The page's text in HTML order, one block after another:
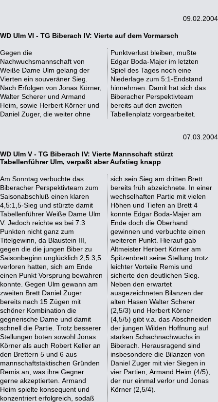
09.02.2004
WD Ulm VI - TG Biberach IV: Vierte auf dem Vormarsch
Gegen die
Nachwuchsmannschaft von
Weiße Dame Ulm gelang der
Vierten ein souveräner Sieg.
Nach Erfolgen von Jonas Körner,
Walter Scherer und Armand
Heim, sowie Herbert Körner und
Daniel Zuger, die weiter ohne
Punktverlust bleiben, mußte
Edgar Boda-Majer im letzten
Spiel des Tages noch eine
Niederlage zum 5:1-Endstand
hinnehmen. Damit hat sich das
Biberacher Perspektivteam
bereits auf den zweiten
Tabellenplatz vorgearbeitet.
07.03.2004
WD Ulm V - TG Biberach IV: Vierte Mannschaft stürzt
Tabellenführer Ulm, verpaßt aber Aufstieg knapp
Am Sonntag verbuchte das
Biberacher Perspektivteam zum
Saisonabschluß einen klaren
4,5:1,5-Sieg und stürzte damit
Tabellenführer Weiße Dame Ulm
V. Jedoch reichte es bei 7:3
Punkten nicht ganz zum
Titelgewinn, da Blaustein III,
gegen die die jungen Biber zu
Saisonbeginn unglücklich 2,5:3,5
verloren hatten, sich am Ende
einen Punkt Vorsprung bewahren
konnte. Gegen Ulm gewann am
zweiten Brett Daniel Zuger
bereits nach 15 Zügen mit
schöner Kombination die
gegnerische Dame und damit
schnell die Partie. Trotz besserer
Stellungen boten sowohl Jonas
Körner als auch Robert Keller an
den Brettern 5 und 6 aus
mannschaftstaktischen Gründen
Remis an, was ihre Gegner
gerne akzeptierten. Armand
Heim spielte konsequent und
konzentriert erfolgreich, sodaß
sich sein Sieg am dritten Brett
bereits früh abzeichnete. In einer
wechselhaften Partie mit vielen
Höhen und Tiefen an Brett 4
konnte Edgar Boda-Majer am
Ende doch die Oberhand
gewinnen und verbuchte einen
weiteren Punkt. Hierauf gab
Altmeister Herbert Körner am
Spitzenbrett seine Stellung trotz
leichter Vorteile Remis und
sicherte den deutlichen Sieg.
Neben den erwartet
ausgezeichneten Bilanzen der
alten Hasen Walter Scherer
(2,5/3) und Herbert Körner
(4,5/5) gibt v.a. das Abschneiden
der jungen Wilden Hoffnung auf
starken Schachnachwuchs in
Biberach. Herausragend sind
insbesondere die Bilanzen von
Daniel Zuger mit vier Siegen in
vier Partien, Armand Heim (4/5),
der nur einmal verlor und Jonas
Körner (2,5/4).